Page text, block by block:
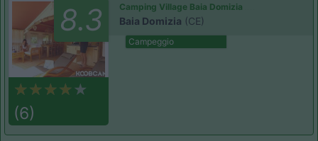
8.3
(6)
Camping Village Baia Domizia
Baia Domizia (CE)
Campeggio